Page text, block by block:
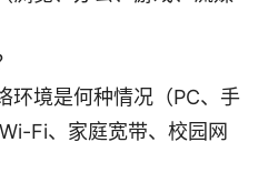
环境是何种情况（PC、手
Fi、家庭宽带、校园网